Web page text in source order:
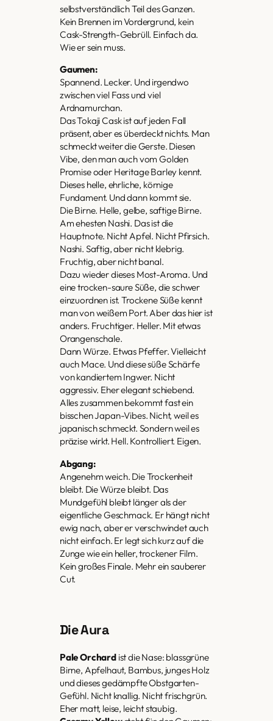
selbstverständlich Teil des Ganzen.
Kein Brennen im Vordergrund, kein
Cask-Strength-Gebrüll. Einfach da.
Wie er sein muss.
Gaumen:
Spannend. Lecker. Und irgendwo
zwischen viel Fass und viel
Ardnamurchan.
Das Tokaji Cask ist auf jeden Fall
präsent, aber es überdeckt nichts. Man
schmeckt weiter die Gerste. Diesen
Vibe, den man auch vom Golden
Promise oder Heritage Barley kennt.
Dieses helle, ehrliche, körnige
Fundament. Und dann kommt sie.
Die Birne. Helle, gelbe, saftige Birne.
Am ehesten Nashi. Das ist die
Hauptnote. Nicht Apfel. Nicht Pfirsich.
Nashi. Saftig, aber nicht klebrig.
Fruchtig, aber nicht banal.
Dazu wieder dieses Most-Aroma. Und
eine trocken-saure Süße, die schwer
einzuordnen ist. Trockene Süße kennt
man von weißem Port. Aber das hier ist
anders. Fruchtiger. Heller. Mit etwas
Orangenschale.
Dann Würze. Etwas Pfeffer. Vielleicht
auch Mace. Und diese süße Schärfe
von kandiertem Ingwer. Nicht
aggressiv. Eher elegant schiebend.
Alles zusammen bekommt fast ein
bisschen Japan-Vibes. Nicht, weil es
japanisch schmeckt. Sondern weil es
präzise wirkt. Hell. Kontrolliert. Eigen.
Abgang:
Angenehm weich. Die Trockenheit
bleibt. Die Würze bleibt. Das
Mundgefühl bleibt länger als der
eigentliche Geschmack. Er hängt nicht
ewig nach, aber er verschwindet auch
nicht einfach. Er legt sich kurz auf die
Zunge wie ein heller, trockener Film.
Kein großes Finale. Mehr ein sauberer
Cut.
Die Aura
Pale Orchardist die Nase: blassgrüne
Birne, Apfelhaut, Bambus, junges Holz
und dieses gedämpfte Obstgarten-
Gefühl. Nicht knallig. Nicht frischgrün.
Eher matt, leise, leicht staubig.